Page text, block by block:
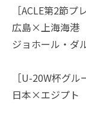
［ACLE第2節プ
広島×上海海港
ジョホール・ダ
［U-20W杯グ
日本×エジプト